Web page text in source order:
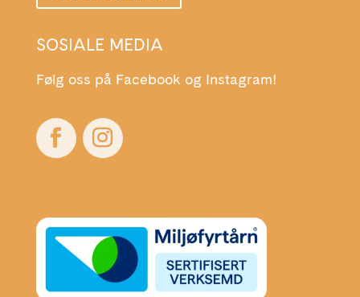
SOSIALE MEDIA
Følg oss på Facebook og Instagram!